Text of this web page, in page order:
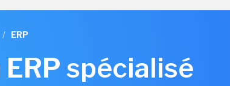
/ ERP
spécialisé